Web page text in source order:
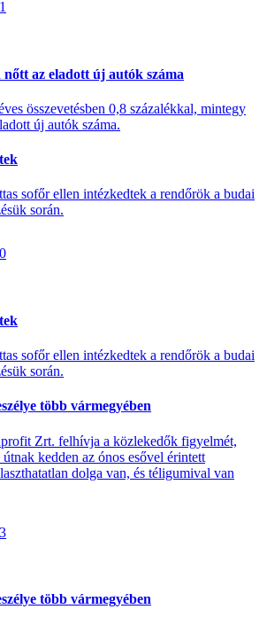
az eladott új autók száma
összevetésben 0,8 százalékkal, mintegy
új autók száma.
sofőr ellen intézkedtek a rendőrök a budai
során.
sofőr ellen intézkedtek a rendőrök a budai
során.
több vármegyében
Zrt. felhívja a közlekedők figyelmét,
kedden az ónos esővel érintett
dolga van, és téligumival van
több vármegyében